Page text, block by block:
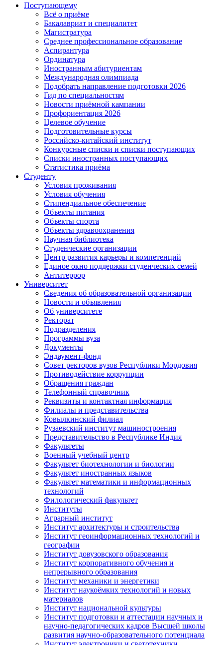
Поступающему
Всё о приёме
Бакалавриат и специалитет
Магистратура
Среднее профессиональное образование
Аспирантура
Ординатура
Иностранным абитуриентам
Международная олимпиада
Подобрать направление подготовки 2026
Гид по специальностям
Новости приёмной кампании
Профориентация 2026
Целевое обучение
Подготовительные курсы
Российско-китайский институт
Конкурсные списки и списки поступающих
Списки иностранных поступающих
Статистика приёма
Студенту
Условия проживания
Условия обучения
Стипендиальное обеспечение
Объекты питания
Объекты спорта
Объекты здравоохранения
Научная библиотека
Студенческие организации
Центр развития карьеры и компетенций
Единое окно поддержки студенческих семей
Антитеррор
Университет
Сведения об образовательной организации
Новости и объявления
Об университете
Ректорат
Подразделения
Программы вуза
Документы
Эндаумент-фонд
Совет ректоров вузов Республики Мордовия
Противодействие коррупции
Обращения граждан
Телефонный справочник
Реквизиты и контактная информация
Филиалы и представительства
Ковылкинский филиал
Рузаевский институт машиностроения
Представительство в Республике Индия
Факультеты
Военный учебный центр
Факультет биотехнологии и биологии
Факультет иностранных языков
Факультет математики и информационных
технологий
Филологический факультет
Институты
Аграрный институт
Институт архитектуры и строительства
Институт геоинформационных технологий и
географии
Институт довузовского образования
Институт корпоративного обучения и
непрерывного образования
Институт механики и энергетики
Институт наукоёмких технологий и новых
материалов
Институт национальной культуры
Институт подготовки и аттестации научных и
научно-педагогических кадров Высшей школы
развития научно-образовательного потенциала